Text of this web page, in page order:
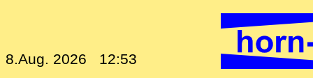
8.Aug. 2026 12:53